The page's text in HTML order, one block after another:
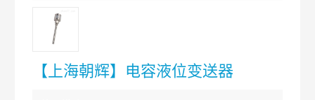
【上海朝辉】电容液位变送器